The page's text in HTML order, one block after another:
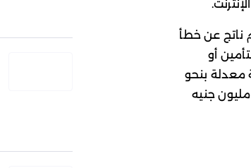
ناتج عن خطأ
التأمين أو
معدلة بنحو
111 مليون جنيه، مقارنة بتوقعات سابقة بتحقيق أرباح تتراوح بين 600 و685 مليون جنيه